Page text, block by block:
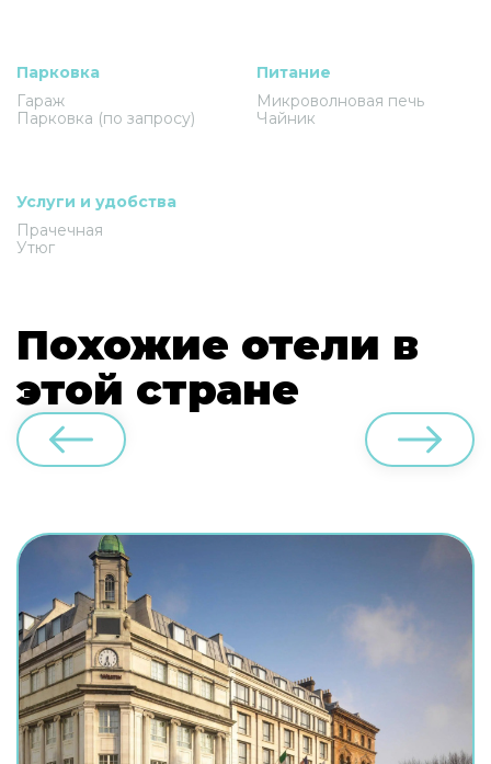
Парковка
Гараж
Парковка (по запросу)
Питание
Микроволновая печь
Чайник
Услуги и удобства
Прачечная
Утюг
Похожие отели в
этой стране